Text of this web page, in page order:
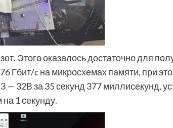
Этого оказалось достаточно для
Гбит/c на микросхемах памяти, при
32B за 35 секунд 377 миллисекунд,
1 секунду.